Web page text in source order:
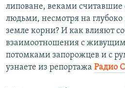
липоване, веками считавшие
людьми, несмотря на
земле корни? И как влияют
взаимоотношения с
потомками запорожцев и с
узнаете из репортажа Радио